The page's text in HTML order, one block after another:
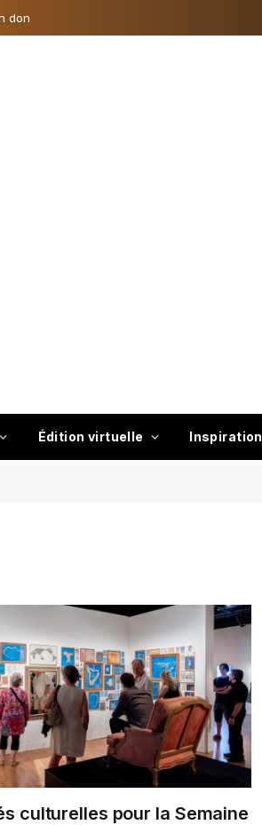
don
Édition virtuelle Inspiration
culturelles pour la Semaine